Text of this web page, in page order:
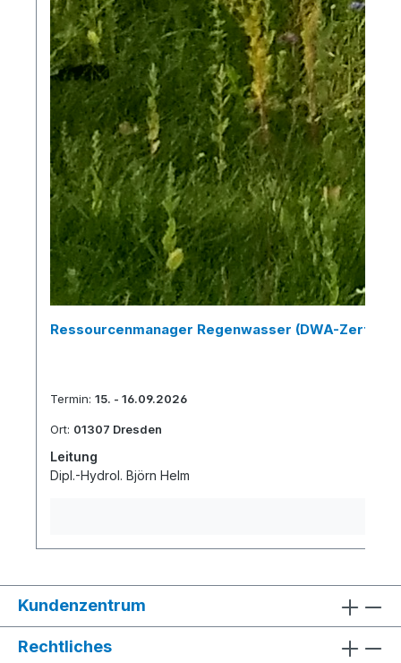
Ressourcenmanager Regenwasser (DWA-
Termin: 15. - 16.09.2026
Ort: 01307 Dresden
Leitung
Dipl.-Hydrol. Björn Helm
Kundenzentrum
Rechtliches